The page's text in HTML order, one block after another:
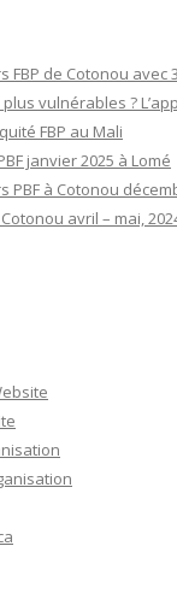
FBP de Cotonou avec
vulnérables ?
FBP au Mali
janvier 2025 à Lomé
PBF à Cotonou
avril – mai,